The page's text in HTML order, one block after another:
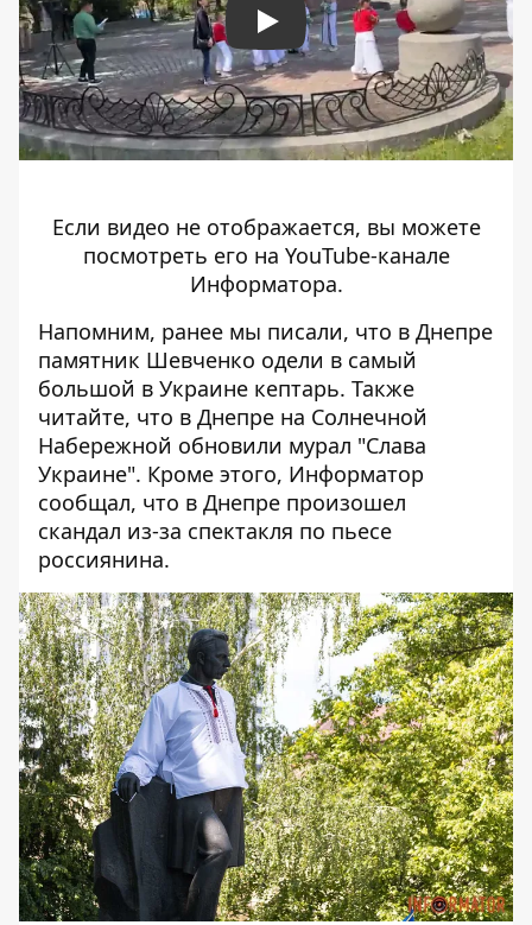
Play
Если видео не отображается, вы можете
посмотреть его на YouTube-канале
Информатора.
Напомним, ранее мы писали, что в Днепре
памятник Шевченко одели в самый
большой в Украине кептарь. Также
читайте, что в Днепре на Солнечной
Набережной обновили мурал "Слава
Украине". Кроме этого, Информатор
сообщал, что в Днепре произошел
скандал из-за спектакля по пьесе
россиянина.